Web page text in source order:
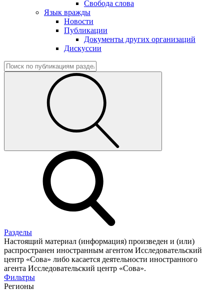
Свобода слова
Язык вражды
Новости
Публикации
Документы других организаций
Дискуссии
Разделы
Настоящий материал (информация) произведен и (или)
распространен иностранным агентом Исследовательский
центр «Сова» либо касается деятельности иностранного
агента Исследовательский центр «Сова».
Фильтры
Регионы